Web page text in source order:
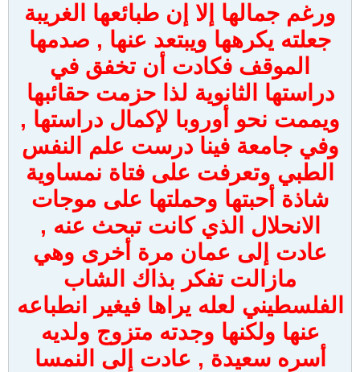
ورغم جمالها إلا إن طبائعها الغريبة
جعلته يكرهها ويبتعد عنها , صدمها
الموقف فكادت أن تخفق في
دراستها الثانوية لذا حزمت حقائبها
ويممت نحو أوروبا لإكمال دراستها ,
وفي جامعة فينا درست علم النفس
الطبي وتعرفت على فتاة نمساوية
شاذة أحبتها وحملتها على موجات
الانحلال الذي كانت تبحث عنه ,
عادت إلى عمان مرة أخرى وهي
مازالت تفكر بذاك الشاب
الفلسطيني لعله يراها فيغير انطباعه
عنها ولكنها وجدته متزوج ولديه
أسره سعيدة , عادت إلى النمسا